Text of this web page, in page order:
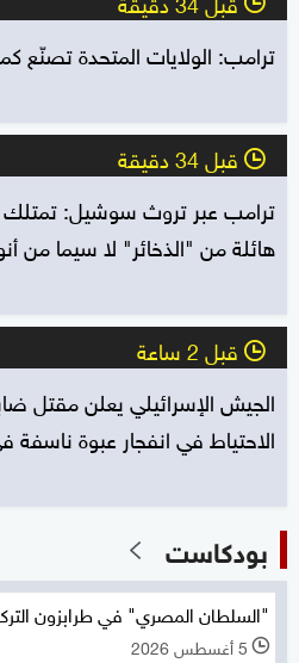
ترامب: الولايات المتحدة تصنّع
l قبل 34 دقيقة
ترامب عبر تروث سوشيل: تمتلك
هائلة من "الذخائر" لا سيما من
l قبل 2 ساعة
الجيش الإسرائيلي يعلن مقتل
الاحتياط في انفجار عبوة ناسفة
بودكاست
"السلطان المصري" في طرابزون
l 5 أغسطس 2026